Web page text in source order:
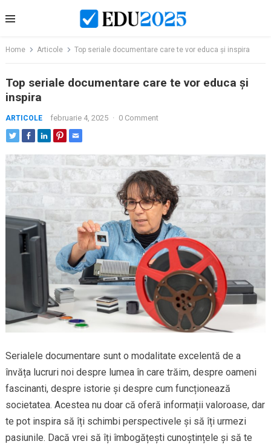
to
Home Articole Top seriale documentare care te vor educa și inspira
Top seriale documentare care te vor educa și
inspira
ARTICOLE februarie 4, 2025 · 0 Comment
Serialele documentare sunt o modalitate excelentă de a
învăța lucruri noi despre lumea în care trăim, despre oameni
fascinanti, despre istorie și despre cum funcționează
societatea. Acestea nu doar că oferă informații valoroase, dar
te pot inspira să îți schimbi perspectivele și să îți urmezi
pasiunile. Dacă vrei să îți îmbogățești cunoștințele și să te